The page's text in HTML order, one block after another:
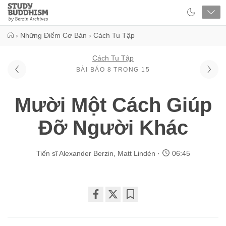
Close
Study
Buddhism
› Những Điểm Cơ Bản › Cách Tu Tập
Cách Tu Tập
BÀI BÁO 8 TRONG 15
Mười Một Cách Giúp
Đỡ Người Khác
Tiến sĩ Alexander Berzin Matt Lindén 06:45
on